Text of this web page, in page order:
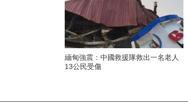
緬甸強震：中國救援隊救出一名老人
13公民受傷